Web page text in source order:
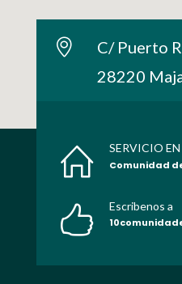
C/ Puerto
28220
SERVICIO
Comunidad
Escribenos a